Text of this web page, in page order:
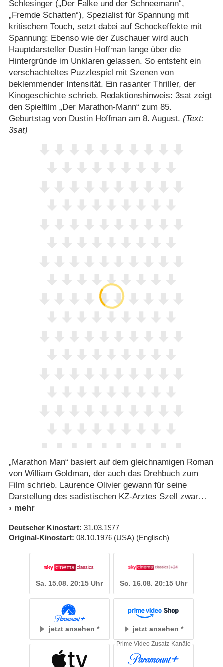
Schlesinger („Der Falke und der Schneemann“,
„Fremde Schatten“), Spezialist für Spannung mit
kritischem Touch, setzt dabei auf Schockeffekte mit
Spannung: Ebenso wie der Zuschauer wird auch
Hauptdarsteller Dustin Hoffman lange über die
Hintergründe im Unklaren gelassen. So entsteht ein
verschachteltes Puzzlespiel mit Szenen von
beklemmender Intensität. Ein rasanter Thriller, der
Kinogeschichte schrieb. Redaktionshinweis: 3sat zeigt
den Spielfilm „Der Marathon-Mann“ zum 85.
Geburtstag von Dustin Hoffman am 8. August. (Text:
3sat)
„Marathon Man“ basiert auf dem gleichnamigen Roman
von William Goldman, der auch das Drehbuch zum
Film schrieb. Laurence Olivier gewann für seine
Darstellung des sadistischen KZ-Arztes Szell zwar
Deutscher Kinostart 31.03.1977
Original-Kinostart 08.10.1976 (USA) (Englisch)
Sa. 15.08. 20:15 Uhr So. 16.08. 20:15 Uhr
jetzt ansehen jetzt ansehen
Prime Video Zusatz-Kanäle